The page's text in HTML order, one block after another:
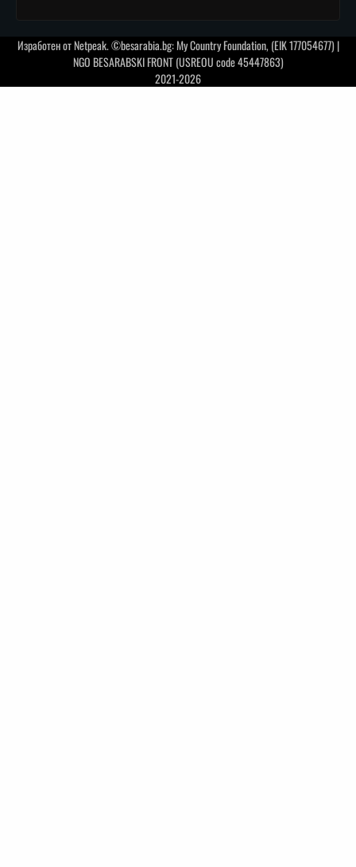
Изработен отNetpeak. ©besarabia.bg: My Country Foundation, (EIK 177054677) |
NGO BESARABSKI FRONT (USREOU code 45447863)
2021-2026